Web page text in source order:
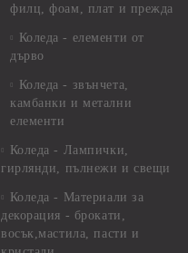
филц, фоам, плат и прежда
Коледа - елементи от
дърво
Коледа - звънчета,
камбанки и метални
елементи
Коледа - Лампички,
гирлянди, пълнежи и свещи
Коледа - Материали за
декорация - брокати,
восък,мастила, пасти и